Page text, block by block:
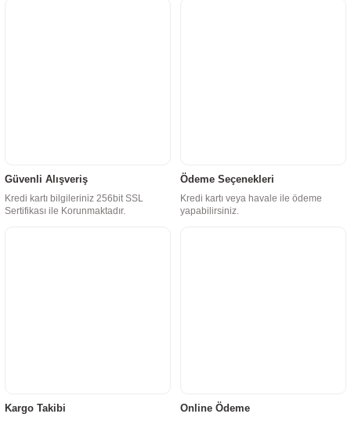
Güvenli Alışveriş
Kredi kartı bilgileriniz 256bit SSL
Sertifikası ile Korunmaktadır.
Ödeme Seçenekleri
Kredi kartı veya havale ile ödeme
yapabilirsiniz.
Kargo Takibi Online Ödeme